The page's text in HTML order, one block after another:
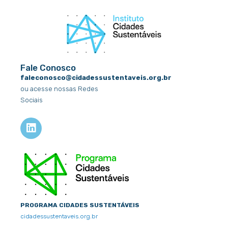
Fale Conosco
faleconosco@cidadessustentaveis.org.br
ou acesse nossas Redes
Sociais
L
i
k
e
d
n
PROGRAMA CIDADES SUSTENTÁVEIS
cidadessustentaveis.org.br